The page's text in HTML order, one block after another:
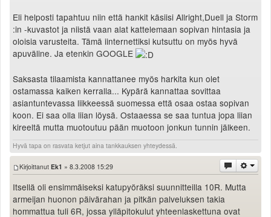
Eli helposti tapahtuu niin että hankit käsiisi Allright,Duell ja Storm
:in -kuvastot ja niistä vaan alat kattelemaan sopivan hintasia ja
oloisia varusteita. Tämä iinternettiksi kutsuttu on myös hyvä
apuväline. Ja etenkin GOOGLE
Saksasta tilaamista kannattanee myös harkita kun olet
ostamassa kaiken kerralla... Kypärä kannattaa sovittaa
asiantuntevassa liikkeessä suomessa että osaa ostaa sopivan
koon. Ei saa olla liian löysä. Ostaaessa se saa tuntua jopa liian
kireeltä mutta muotoutuu pään muotoon jonkun tunnin jälkeen.
Hyvä tapa on rasvata ketjut aina tankkauksen yhteydessä.
Kirjoittanut Ek1 » 8.3.2008 15:29
Itsellä oli ensimmäiseksi katupyöräksi suunnitteilla 10R. Mutta
armeijan huonon päivärahan ja pitkän palveluksen takia
hommattua tuli 6R, jossa ylläpitokulut yhteenlaskettuna ovat